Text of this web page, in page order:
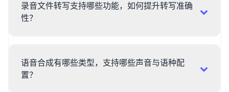
录音文件转写支持哪些功能，如何提升转写准确
性？
语音合成有哪些类型，支持哪些声音与语种配
置？